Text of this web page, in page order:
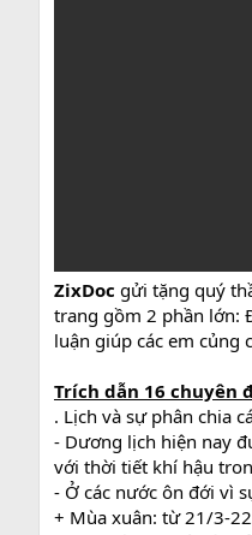
ZixDoc gửi tặng quý
trang gồm 2 phần lớn:
luận giúp các em củng
Trích dẫn 16 chuyên
. Lịch và sự phân chia
- Dương lịch hiện nay
với thời tiết khí hậu
- Ở các nước ôn đới vì
+ Mùa xuân: từ 21/3-